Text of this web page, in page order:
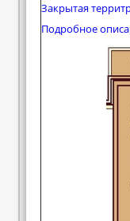
Закрытая
Подробное